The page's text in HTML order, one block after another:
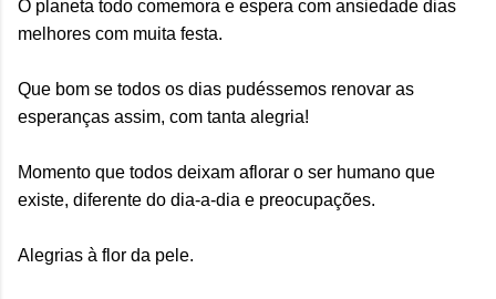
O planeta todo comemora e espera com ansiedade dias
melhores com muita festa.
Que bom se todos os dias pudéssemos renovar as
esperanças assim, com tanta alegria!
Momento que todos deixam aflorar o ser humano que
existe, diferente do dia-a-dia e preocupações.
Alegrias à flor da pele.